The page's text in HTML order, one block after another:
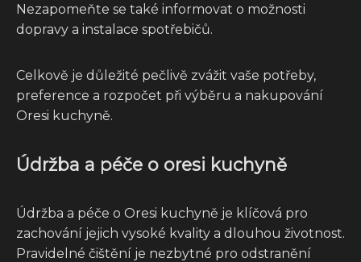
Nezapomeňte se také informovat o možnosti
dopravy a instalace spotřebičů.
Celkově je důležité pečlivě zvážit vaše potřeby,
preference a rozpočet při výběru a nakupování
Oresi kuchyně.
Údržba a péče o oresi kuchyně
Údržba a péče o Oresi kuchyně je klíčová pro
zachování jejich vysoké kvality a dlouhou životnost.
Pravidelné čištění je nezbytné pro odstranění